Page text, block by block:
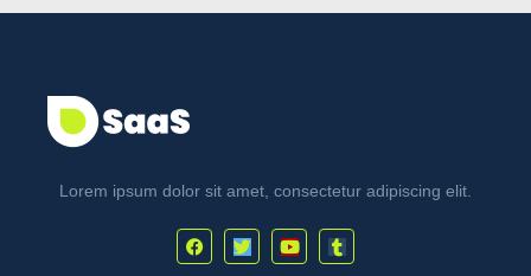
Lorem ipsum dolor sit amet, consectetur adipiscing elit.